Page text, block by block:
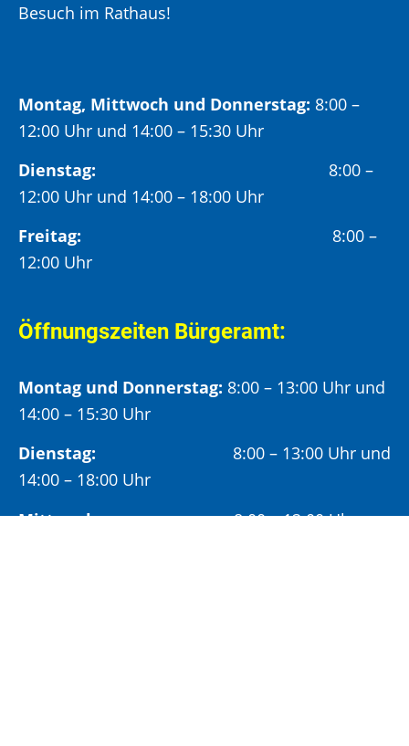
Besuch im Rathaus!
Montag, Mittwoch und Donnerstag: 8:00 –
12:00 Uhr und 14:00 – 15:30 Uhr
Dienstag: 8:00 –
12:00 Uhr und 14:00 – 18:00 Uhr
Freitag:
8:00 –
12:00 Uhr
Öffnungszeiten Bürgeramt:
Montag und Donnerstag: 8:00 – 13:00 Uhr und
14:00 – 15:30 Uhr
Dienstag: 8:00 – 13:00 Uhr und
14:00 – 18:00 Uhr
Mittwoch:8:00 – 13:00 Uhr